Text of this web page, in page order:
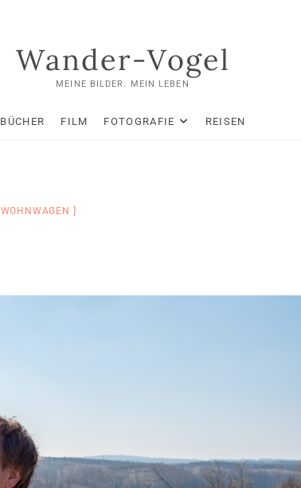
Wander-Vogel
MEINE BILDER. MEIN LEBEN
BÜCHER FILM FOTOGRAFIE REISEN
WOHNWAGEN